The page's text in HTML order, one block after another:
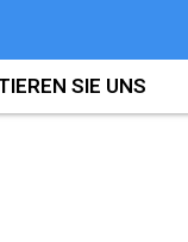
SIE UNS